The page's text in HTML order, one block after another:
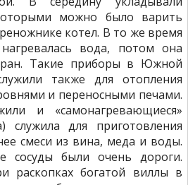
можно было варить
котел. В то же время
вода, потом она
Такие приборы в Южной
также для отопления
и переносными печами.
и «самонагревающиеся»
служила для приготовления
смеси из вина, меда и воды.
сосуды были очень дороги.
раскопках богатой виллы в